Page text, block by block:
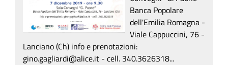
Banca Popolare
dell'Emilia Romagna -
Viale Cappuccini, 76 -
Lanciano (Ch) info e prenotazioni:
gino.gagliardi@alice.it - cell. 340.3626318...